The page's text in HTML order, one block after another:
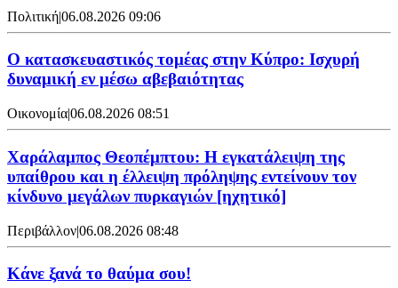
Πολιτική|06.08.2026 09:06
Ο κατασκευαστικός τομέας στην Κύπρο: Ισχυρή
δυναμική εν μέσω αβεβαιότητας
Οικονομία|06.08.2026 08:51
Χαράλαμπος Θεοπέμπτου: Η εγκατάλειψη της
υπαίθρου και η έλλειψη πρόληψης εντείνουν τον
κίνδυνο μεγάλων πυρκαγιών [ηχητικό]
Περιβάλλον|06.08.2026 08:48
Κάνε ξανά το θαύμα σου!